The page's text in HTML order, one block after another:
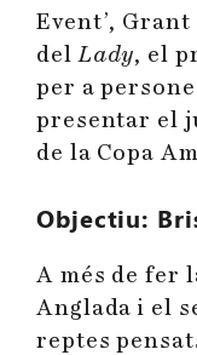
Event’,
delLady, el
per a
presentar el
de la Copa
Objectiu:
A més de fer
Anglada i el
reptes